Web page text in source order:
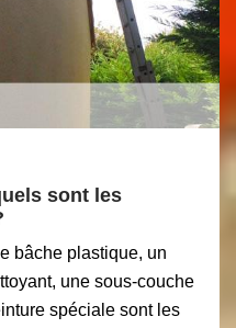
sont les
bâche plastique, un
une sous-couche
spéciale sont les